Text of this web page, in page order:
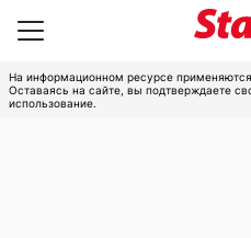
На информационном ресурсе
Оставаясь на сайте, вы подтверждаете
использование.